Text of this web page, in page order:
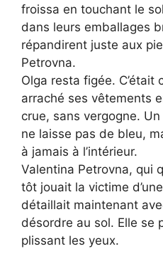
froissa en touchant le
dans leurs emballages
répandirent juste aux
Petrovna.
Olga resta figée. C’était
arraché ses vêtements
crue, sans vergogne.
ne laisse pas de bleu,
à jamais à l’intérieur.
Valentina Petrovna, qui
tôt jouait la victime
détaillait maintenant
désordre au sol. Elle se
plissant les yeux.